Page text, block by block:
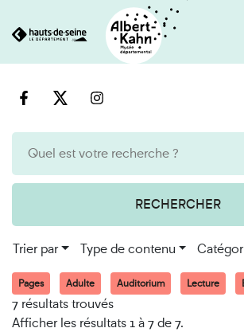
au
RECHERCHER
Trier par Type de contenu
Pages Adulte Auditorium Lecture
7 résultats trouvés
Afficher les résultats 1 à 7 de 7.
Cookies et traceurs utilisés sur ce site